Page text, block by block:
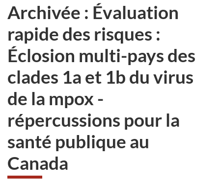
Archivée : Évaluation
rapide des risques :
Éclosion multi-pays des
clades 1a et 1b du virus
de la mpox -
répercussions pour la
santé publique au
Canada